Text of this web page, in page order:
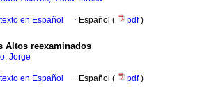
texto en Español · Español ( pdf)
Altos reexaminados
Jorge
texto en Español · Español ( pdf)